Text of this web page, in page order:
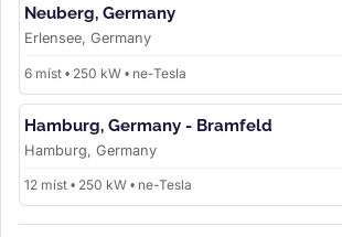
Neuberg, Germany
Erlensee, Germany
6 míst • 250 kW • ne-Tesla
Hamburg, Germany - Bramfeld
Hamburg, Germany
12 míst • 250 kW • ne-Tesla